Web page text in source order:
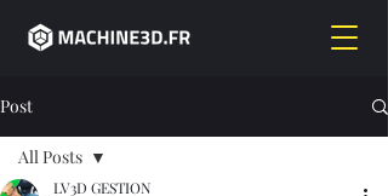
Post
All Posts
LV3D GESTION